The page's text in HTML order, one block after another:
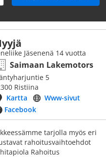
Jäsenenä 14 vuotta
Saimaan Lakemotors
5
Ristiina
Kartta
Www-sivut
Facebook
tarjolla myös eri
rahoitusvaihtoehdot
Rahoitus